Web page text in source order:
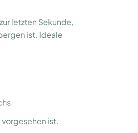
letzten Sekunde,
ist. Ideale
ist.